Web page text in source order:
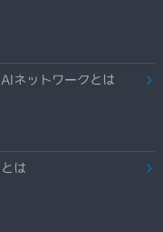
ネットワークとは
は